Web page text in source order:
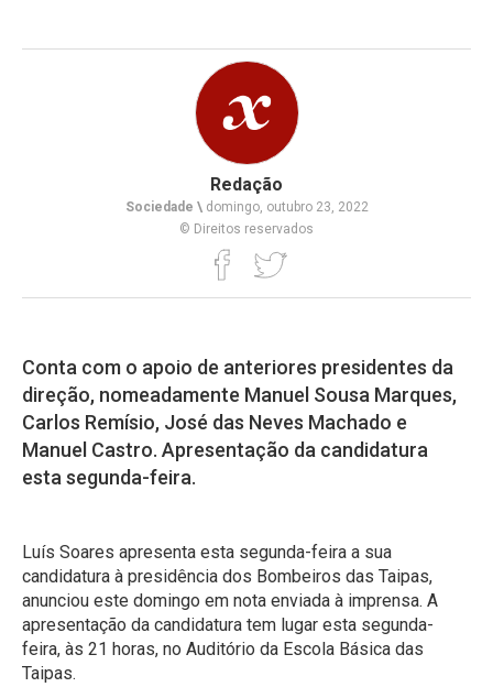
Redação
Sociedade \domingo, outubro 23, 2022
© Direitos reservados
Conta com o apoio de anteriores presidentes da
direção, nomeadamente Manuel Sousa Marques,
Carlos Remísio, José das Neves Machado e
Manuel Castro. Apresentação da candidatura
esta segunda-feira.
Luís Soares apresenta esta segunda-feira a sua
candidatura à presidência dos Bombeiros das Taipas,
anunciou este domingo em nota enviada à imprensa. A
apresentação da candidatura tem lugar esta segunda-
feira, às 21 horas, no Auditório da Escola Básica das
Taipas.